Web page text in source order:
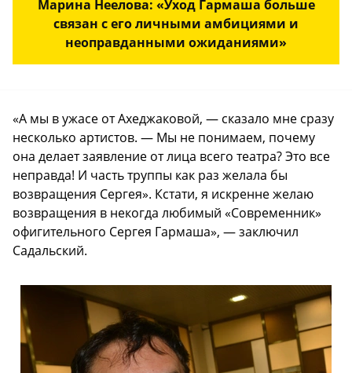
Марина Неелова: «Уход Гармаша больше
связан с его личными амбициями и
неоправданными ожиданиями»
«А мы в ужасе от Ахеджаковой, — сказало мне сразу
несколько артистов. — Мы не понимаем, почему
она делает заявление от лица всего театра? Это все
неправда! И часть труппы как раз желала бы
возвращения Сергея». Кстати, я искренне желаю
возвращения в некогда любимый «Современник»
офигительного Сергея Гармаша», — заключил
Садальский.